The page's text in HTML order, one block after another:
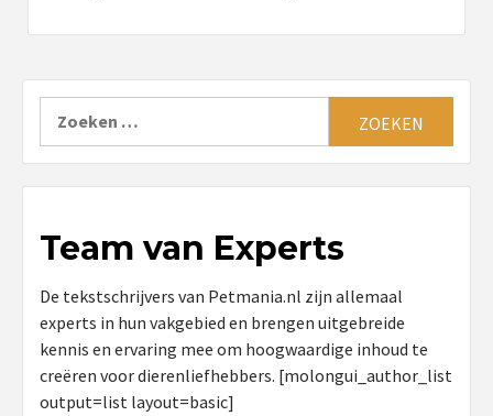
Team van Experts
De tekstschrijvers van Petmania.nl zijn allemaal
experts in hun vakgebied en brengen uitgebreide
kennis en ervaring mee om hoogwaardige inhoud te
creëren voor dierenliefhebbers. [molongui_author_list
output=list layout=basic]